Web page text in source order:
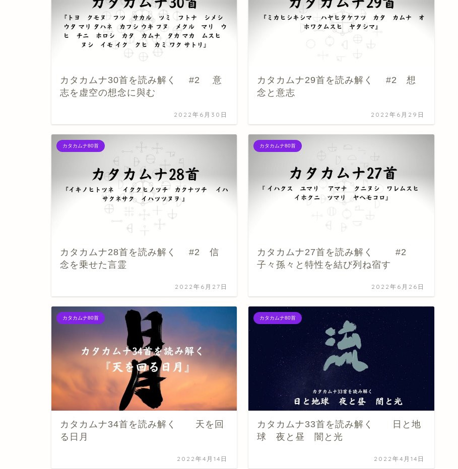
カタカムナ30首を読み解く #2 意
志を虚空の想念に與む
2022年6月30日
カタカムナ29首を読み解く #2 想
念と意志
2022年6月29日
カタカムナ80首
カタカムナ28首を読み解く #2 信
念を乗せた言霊
2022年6月27日
カタカムナ80首
カタカムナ27首を読み解く #2
子々孫々と特性を結び列ね宿す
2022年6月26日
カタカムナ80首
カタカムナ34首を読み解く 天を回
る日月
2022年4月14日
カタカムナ80首
カタカムナ33首を読み解く 日と地
球 夜と昼 闇と光
2022年4月14日